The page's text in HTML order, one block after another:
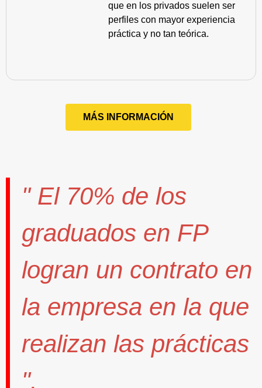
que en los privados suelen ser
perfiles con mayor experiencia
práctica y no tan teórica.
MÁS INFORMACIÓN
" El 70% de los
graduados en FP
logran un contrato en
la empresa en la que
realizan las prácticas
".